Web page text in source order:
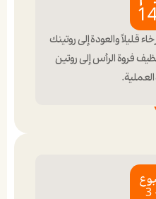
الزراعة لتفادي تحرك
سقوطها.
التورم.
البدني
زيادة تدفق الدم إلى فروة
قليلاً والعودة إلى روتينك
فروة الرأس إلى روتين
العملية.